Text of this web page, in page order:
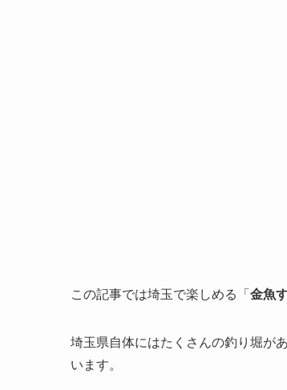
この記事では埼玉で楽しめる「 金魚
埼玉県自体にはたくさんの釣り堀が
います。